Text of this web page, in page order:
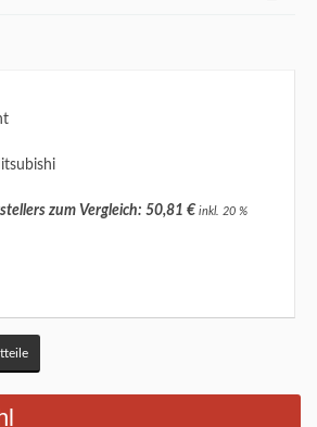
zum Vergleich: 50,81 € inkl. 20 %